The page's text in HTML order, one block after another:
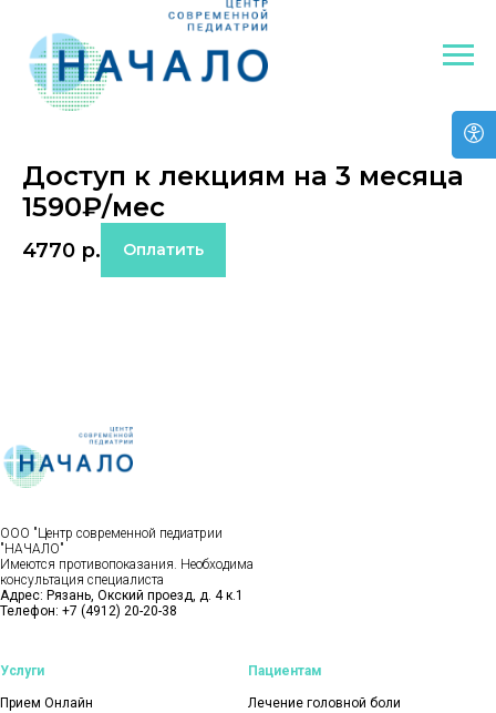
Доступ к лекциям на 3 месяца
1590₽/мес
4770 р. Оплатить
ООО "Центр современной педиатрии
"НАЧАЛО"
Имеются противопоказания. Необходима
консультация специалиста
Адрес: Рязань, Окский проезд, д. 4 к.1
Телефон: +7 (4912) 20-20-38
Услуги
Прием Онлайн
Пациентам
Лечение головной боли